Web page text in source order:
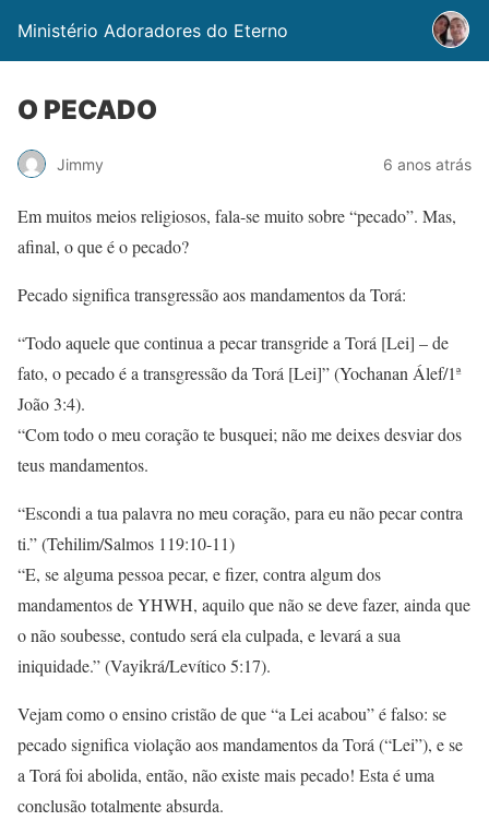
Ministério Adoradores do Eterno
O PECADO
Jimmy 6 anos atrás
Em muitos meios religiosos, fala-se muito sobre “pecado”. Mas,
afinal, o que é o pecado?
Pecado significa transgressão aos mandamentos da Torá:
“Todo aquele que continua a pecar transgride a Torá [Lei] – de
fato, o pecado é a transgressão da Torá [Lei]” (Yochanan Álef/1ª
João 3:4).
“Com todo o meu coração te busquei; não me deixes desviar dos
teus mandamentos.
“Escondi a tua palavra no meu coração, para eu não pecar contra
ti.” (Tehilim/Salmos 119:10-11)
“E, se alguma pessoa pecar, e fizer, contra algum dos
mandamentos de YHWH, aquilo que não se deve fazer, ainda que
o não soubesse, contudo será ela culpada, e levará a sua
iniquidade.” (Vayikrá/Levítico 5:17).
Vejam como o ensino cristão de que “a Lei acabou” é falso: se
pecado significa violação aos mandamentos da Torá (“Lei”), e se
a Torá foi abolida, então, não existe mais pecado! Esta é uma
conclusão totalmente absurda.